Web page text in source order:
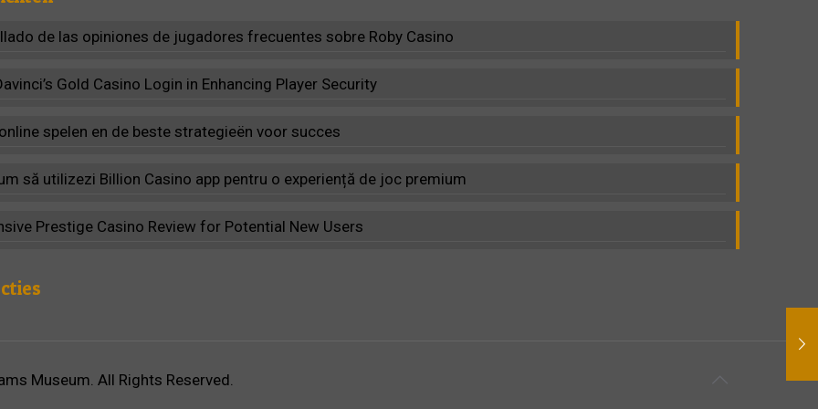
de las opiniones de jugadores frecuentes sobre Roby Casino
Gold Casino Login in Enhancing Player Security
spelen en de beste strategieën voor succes
să utilizezi Billion Casino app pentru o experiență de joc premium
Prestige Casino Review for Potential New Users
Museum. All Rights Reserved.